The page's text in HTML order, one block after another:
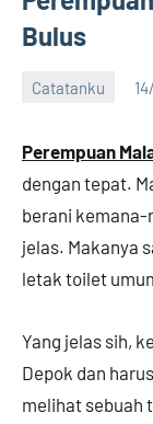
Bulus
Catatanku
Perempuan
dengan tepat.
berani kemana-
jelas. Makanya
letak toilet
Yang jelas sih,
Depok dan
melihat sebuah